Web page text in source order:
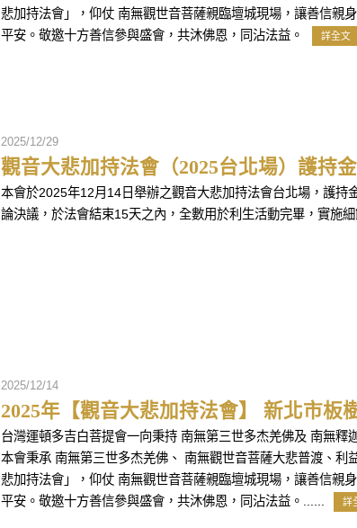
悲加持法會」，仰仗 南無觀世音菩薩親臨壇城現場，讓善信親
平安。敬邀十方善信參與盛會，共沐佛恩，同沾法益。
詳全文
2025/12/29
觀音大悲加持法會（2025台北場）護持
本會於2025年12月14日舉辦之觀音大悲加持法會台北場，護
論決議，於法會結束15天之內，全數用於利生活動完畢，實施細
2025/12/14
2025年【觀音大悲加持法會】 新北市板
台灣運頓多吉白菩提會一向秉持 南無第三世多杰羌佛及 南無
本會秉承 南無第三世多杰羌佛、 南無觀世音菩薩大悲普渡、
悲加持法會」，仰仗 南無觀世音菩薩親臨壇城現場，讓善信親
平安。敬邀十方善信參與盛會，共沐佛恩，同沾法益。......
詳